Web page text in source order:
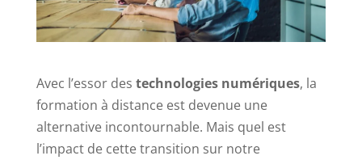
Avec l’essor des technologies numériques, la
formation à distance est devenue une
alternative incontournable. Mais quel est
l’impact de cette transition sur notre